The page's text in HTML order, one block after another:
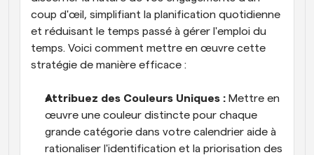
coup d'œil, simplifiant la planification quotidienne
et réduisant le temps passé à gérer l'emploi du
temps. Voici comment mettre en œuvre cette
stratégie de manière efficace :
Attribuez des Couleurs Uniques : Mettre en
œuvre une couleur distincte pour chaque
grande catégorie dans votre calendrier aide à
rationaliser l'identification et la priorisation des